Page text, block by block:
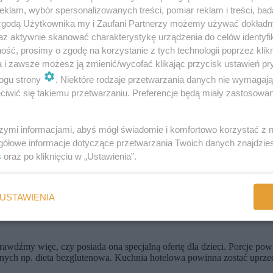
też aktywne ferie w górach, warto wybrać większy pokój. Pozwoli
poruszania. W pokoju powinny znajdować się również
łóżeczka, przewijaki czy foteliki do karmienia w restauracji.
będzie dla nas dostępna całodobowo i czy znajdziemy w
pomocy opiekunki, która zajmie się pociechami w czasie, kiedy
lub place zabaw. Rozmawiając o tego typu miejscu,
więc, czy posiada ona specjalną ofertę dla dzieci. Porcje
np. dieta bezglutenowa. Kuchnia hotelowa powinna zostać
wybór spersonalizowanych treści, pomiar reklam i treści,
Użytkownika my i Zaufani Partnerzy możemy używać
aktywnie skanować charakterystykę urządzenia do celów
prosimy o zgodę na korzystanie z tych technologii poprzez
i zawsze możesz ją zmienić/wycofać klikając przycisk ustawień
strony
. Niektóre rodzaje przetwarzania danych nie
się takiemu przetwarzaniu. Preferencje będą miały
informacjami, abyś mógł świadomie i komfortowo korzystać z
informacje dotyczące przetwarzania Twoich danych
oraz po kliknięciu w „Ustawienia”.
USTAWIENIA